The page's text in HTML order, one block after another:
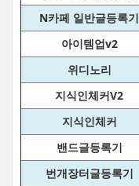
N카페 일반글등록기
아이템업v2
위디노리
지식인체커V2
지식인체커
밴드글등록기
번개장터글등록기